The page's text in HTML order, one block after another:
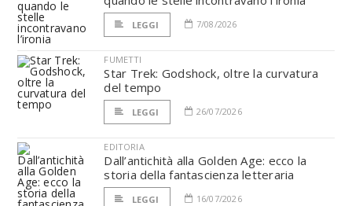
LEGGI 7/08/2026
FUMETTI
Star Trek: Godshock, oltre la curvatura
del tempo
LEGGI 26/07/2026
EDITORIA
Dall’antichità alla Golden Age: ecco la
storia della fantascienza letteraria
LEGGI 16/07/2026